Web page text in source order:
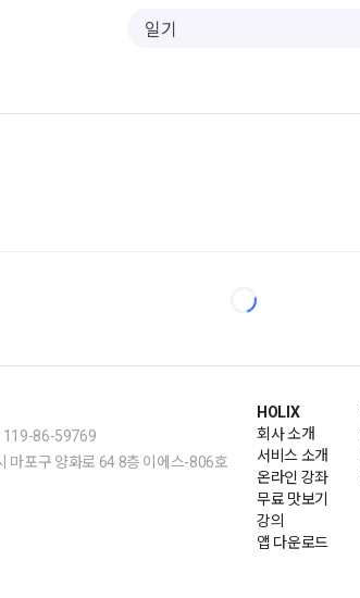
HOLIX
회사 소개
서비스 소개
온라인 강좌
무료 맛보기
강의
앱 다운로드
119-86-59769
마포구 양화로 64 8층 이에스-806호